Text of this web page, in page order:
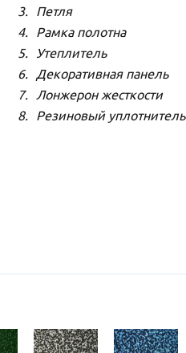
Петля
Рамка полотна
Утеплитель
Декоративная панель
Лонжерон жесткости
Резиновый уплотнитель